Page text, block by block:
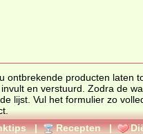
ontbrekende producten laten
en verstuurd. Zodra de
lijst. Vul het formulier zo
| Recepten |